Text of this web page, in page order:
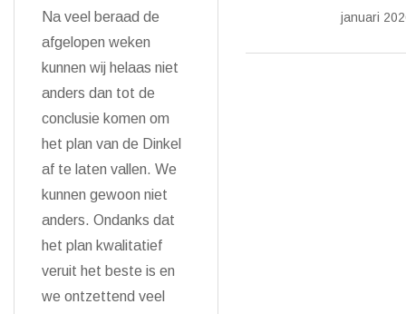
Na veel beraad de
afgelopen weken
kunnen wij helaas niet
anders dan tot de
conclusie komen om
het plan van de Dinkel
af te laten vallen. We
kunnen gewoon niet
anders. Ondanks dat
het plan kwalitatief
veruit het beste is en
we ontzettend veel
januari